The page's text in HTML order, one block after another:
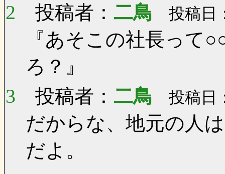
2 投稿者： 二鳥 投稿日
『あそこの社長って
ろ？』
3 投稿者： 二鳥 投稿日
だからな、地元の人
だよ。